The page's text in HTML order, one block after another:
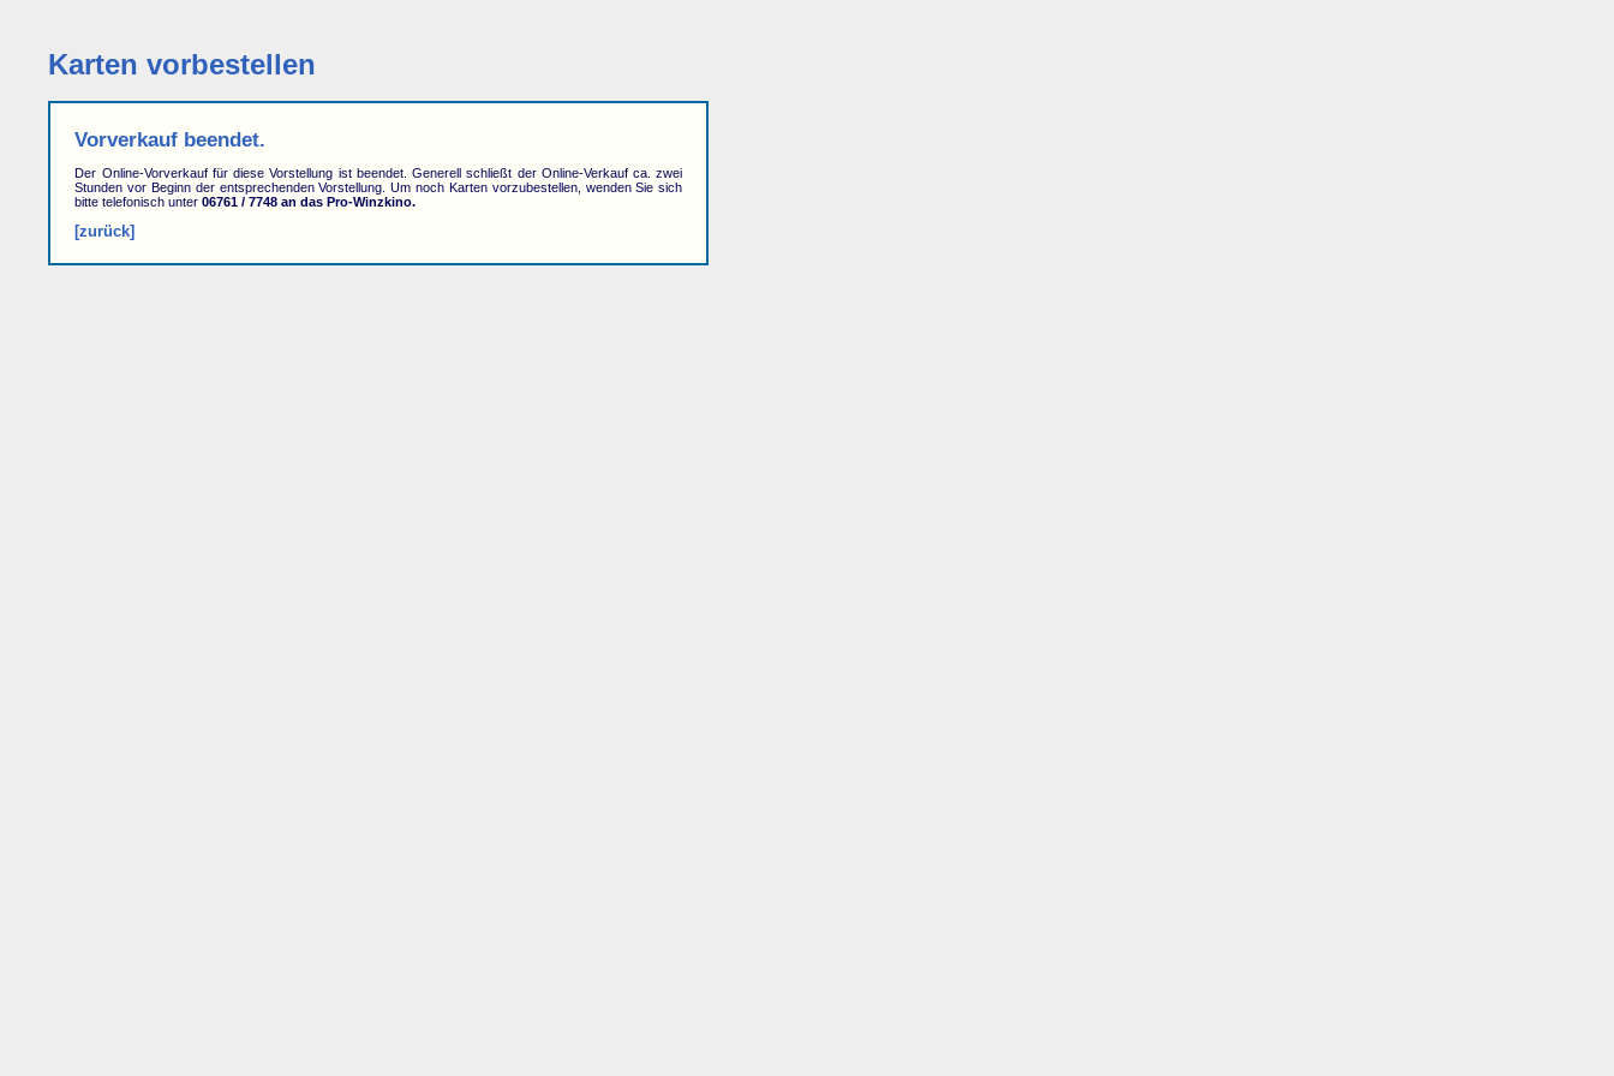
Karten vorbestellen
Vorverkauf beendet.
Der Online-Vorverkauf für diese Vorstellung ist beendet. Generell schließt der Online-Verkauf ca. zwei
Stunden vor Beginn der entsprechenden Vorstellung. Um noch Karten vorzubestellen, wenden Sie sich
bitte telefonisch unter06761 / 7748 an das Pro-Winzkino.
[zurück]